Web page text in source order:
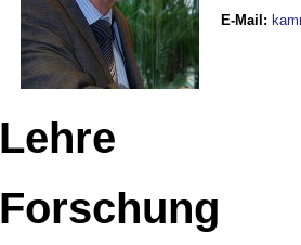
E-Mail :
Lehre
Forschung